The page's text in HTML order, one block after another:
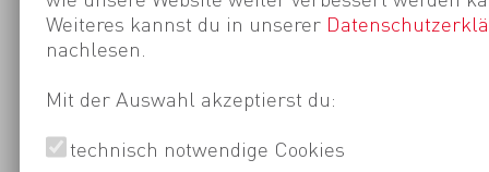
Weiteres kannst du in unserer
nachlesen.
Mit der Auswahl akzeptierst du:
technisch notwendige Cookies